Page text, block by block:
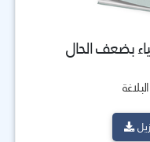
بضعف الحال